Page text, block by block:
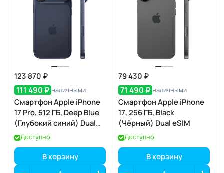
123 870 ₽
111 490 ₽ наличными
Смартфон Apple iPhone
17 Pro, 512 ГБ, Deep Blue
(Глубокий синий) Dual
eSIM
Доступно
В корзину
79 430 ₽
71 490 ₽ наличными
Смартфон Apple iPhone
17, 256 ГБ, Black
(Чёрный) Dual eSIM
Доступно
В корзину